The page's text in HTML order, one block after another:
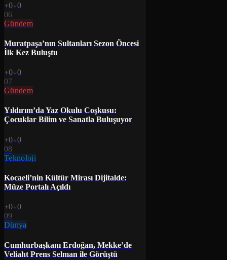
0 0
06
Gündem
Muratpaşa’nın Sultanları Sezon Öncesi
İlk Kez Buluştu
0 0
07
Gündem
Yıldırım’da Yaz Okulu Coşkusu:
Çocuklar Bilim ve Sanatla Buluşuyor
0 0
08
Teknoloji
Kocaeli’nin Kültür Mirası Dijitalde:
Müze Portalı Açıldı
0 0
09
Dünya
Cumhurbaşkanı Erdoğan, Mekke’de
Veliaht Prens Selman ile Görüştü